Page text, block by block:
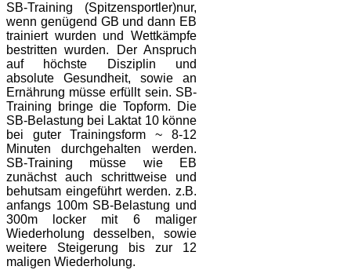
SB-Training (Spitzensportler)nur,
wenn genügend GB und dann EB
trainiert wurden und Wettkämpfe
bestritten wurden. Der Anspruch
auf höchste Disziplin und
absolute Gesundheit, sowie an
Ernährung müsse erfüllt sein. SB-
Training bringe die Topform. Die
SB-Belastung bei Laktat 10 könne
bei guter Trainingsform ~ 8-12
Minuten durchgehalten werden.
SB-Training müsse wie EB
zunächst auch schrittweise und
behutsam eingeführt werden. z.B.
anfangs 100m SB-Belastung und
300m locker mit 6 maliger
Wiederholung desselben, sowie
weitere Steigerung bis zur 12
maligen Wiederholung.